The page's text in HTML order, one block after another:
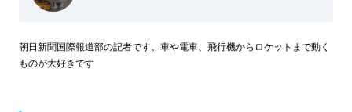
朝日新聞国際報道部の記者です。車や電車、飛行機からロケットまで動く
ものが大好きです